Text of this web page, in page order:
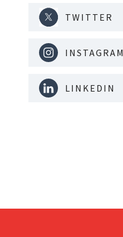
TWITTER
INSTAGRAM
LINKEDIN